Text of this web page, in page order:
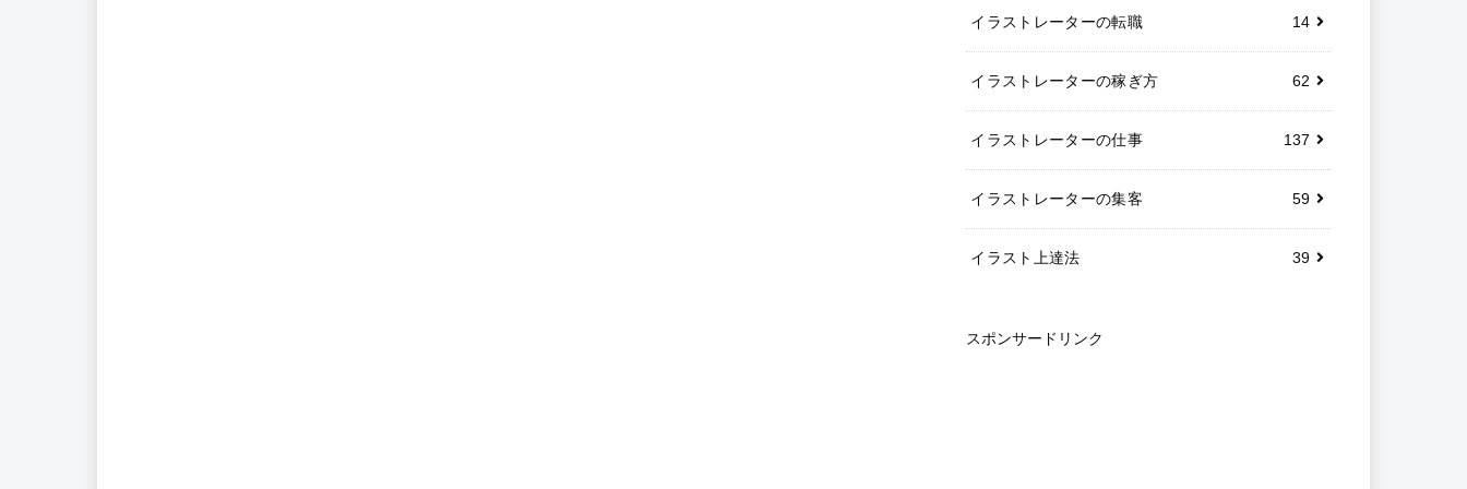
イラストレーターの転職 14
イラストレーターの稼ぎ方 62
イラストレーターの仕事 137
イラストレーターの集客 59
イラスト上達法 39
スポンサードリンク